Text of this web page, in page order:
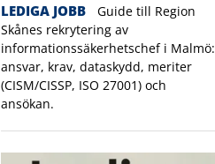
LEDIGA JOBB
Guide till Region
Skånes rekrytering av
informationssäkerhetschef i Malmö:
ansvar, krav, dataskydd, meriter
(CISM/CISSP, ISO 27001) och
ansökan.